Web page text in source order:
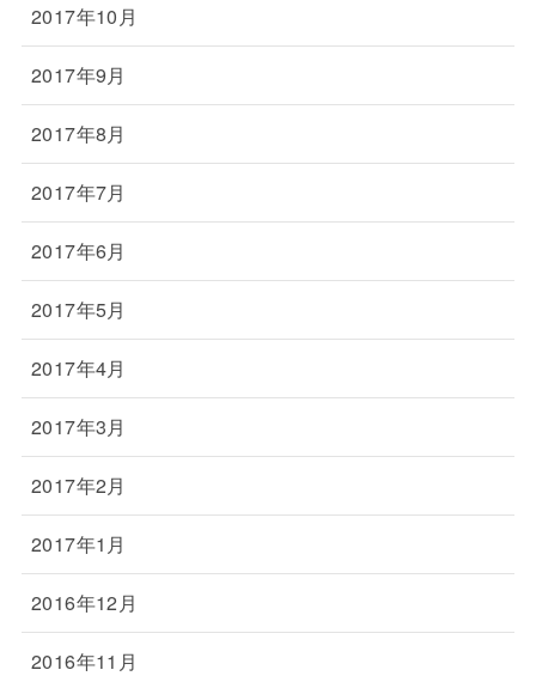
2017年10月
2017年9月
2017年8月
2017年7月
2017年6月
2017年5月
2017年4月
2017年3月
2017年2月
2017年1月
2016年12月
2016年11月